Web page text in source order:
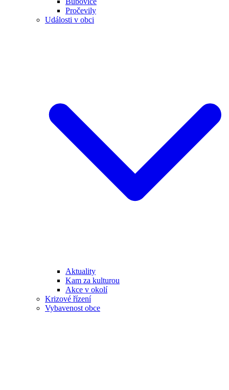
Pročevily
Události v obci
Aktuality
Kam za kulturou
Akce v okolí
Krizové řízení
Vybavenost obce